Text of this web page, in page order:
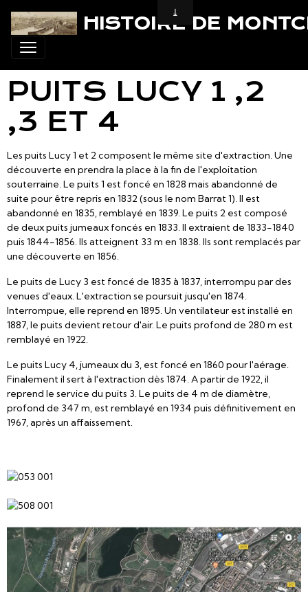
HISTOIRE DE
PUITS LUCY 1 ,2
,3 ET 4
Les puits Lucy 1 et 2 composent le même site d'extraction. Une
découverte en prendra la place à la fin de l'exploitation
souterraine. Le puits 1 est foncé en 1828 mais abandonné de
suite pour être repris en 1832 (sous le nom Barrat 1). Il est
abandonné en 1835, remblayé en 1839. Le puits 2 est composé
de deux puits jumeaux foncés en 1833. Il extraient de 1833-1840
puis 1844-1856. Ils atteignent 33 m en 1838. Ils sont remplacés par
une découverte en 1856.
Le puits de Lucy 3 est foncé de 1835 à 1837, interrompu par des
venues d'eaux. L'extraction se poursuit jusqu'en 1874.
Interrompue, elle reprend en 1895. Un ventilateur est installé en
1887, le puits devient retour d'air. Le puits profond de 280 m est
remblayé en 1922.
Le puits Lucy 4, jumeaux du 3, est foncé en 1860 pour l'aérage.
Finalement il sert à l'extraction dès 1874. A partir de 1922, il
reprend le service du puits 3. Le puits de 4 m de diamètre,
profond de 347 m, est remblayé en 1934 puis définitivement en
1967, après un affaissement.